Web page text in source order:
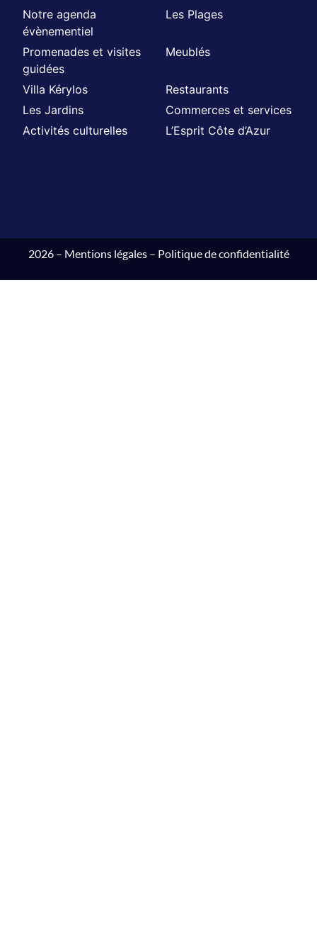
Notre agenda
évènementiel
Les Plages
Promenades et visites
guidées
Meublés
Villa Kérylos
Restaurants
Les Jardins
Commerces et services
Activités culturelles
L’Esprit Côte d’Azur
2026 – Mentions légales– Politique de confidentialité